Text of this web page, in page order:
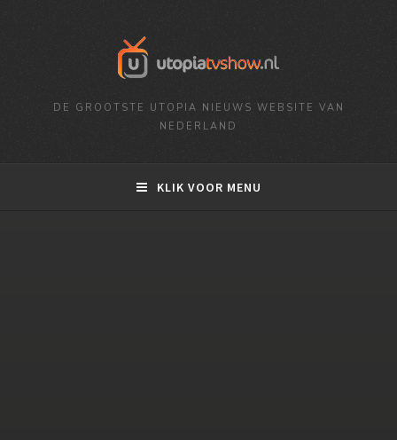
DE GROOTSTE UTOPIA NIEUWS WEBSITE VAN
NEDERLAND
KLIK VOOR MENU